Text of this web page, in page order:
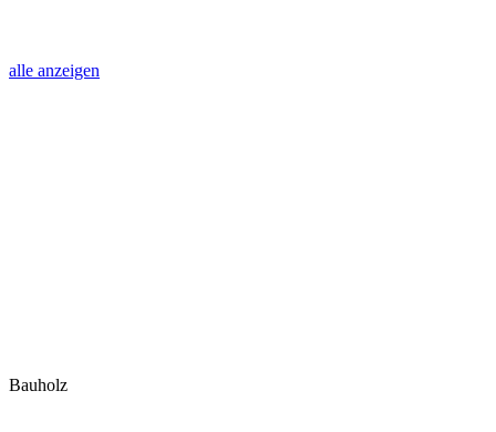
alle anzeigen
Bauholz